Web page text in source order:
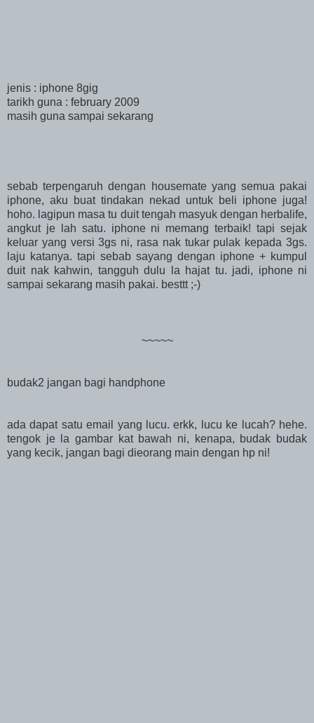
jenis : iphone 8gig
tarikh guna : february 2009
masih guna sampai sekarang
sebab terpengaruh dengan housemate yang semua pakai
iphone, aku buat tindakan nekad untuk beli iphone juga!
hoho. lagipun masa tu duit tengah masyuk dengan herbalife,
angkut je lah satu. iphone ni memang terbaik! tapi sejak
keluar yang versi 3gs ni, rasa nak tukar pulak kepada 3gs.
laju katanya. tapi sebab sayang dengan iphone + kumpul
duit nak kahwin, tangguh dulu la hajat tu. jadi, iphone ni
sampai sekarang masih pakai. besttt ;-)
~~~~~
budak2 jangan bagi handphone
ada dapat satu email yang lucu. erkk, lucu ke lucah? hehe.
tengok je la gambar kat bawah ni, kenapa, budak budak
yang kecik, jangan bagi dieorang main dengan hp ni!